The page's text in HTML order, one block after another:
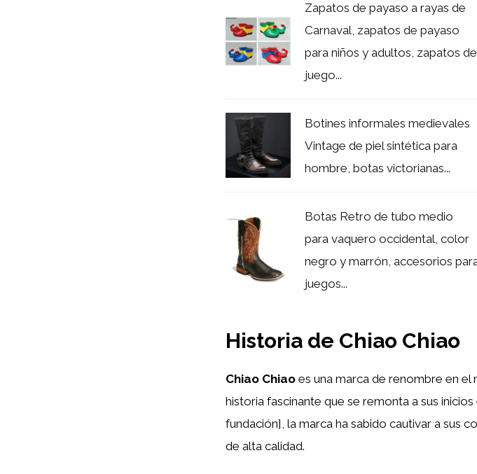
Zapatos de payaso a rayas de
Carnaval, zapatos de payaso
para niños y adultos, zapatos de
juego...
Botines informales medievales
Vintage de piel sintética para
hombre, botas victorianas...
Botas Retro de tubo medio
para vaquero occidental, color
negro y marrón, accesorios
juegos...
Historia de Chiao Chiao
Chiao Chiao es una marca de renombre en
historia fascinante que se remonta a sus
fundación], la marca ha sabido cautivar a sus
de alta calidad.